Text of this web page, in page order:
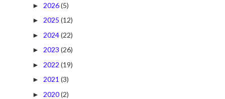
► 2026(5)
► 2025 (12)
► 2024(22)
► 2023 (26)
► 2022 (19)
► 2021 (3)
► 2020(2)